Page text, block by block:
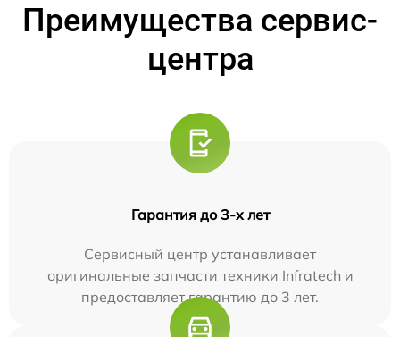
Преимущества сервис-
центра
Гарантия до 3-х лет
Сервисный центр устанавливает
оригинальные запчасти техники Infratech и
предоставляет гарантию до 3 лет.